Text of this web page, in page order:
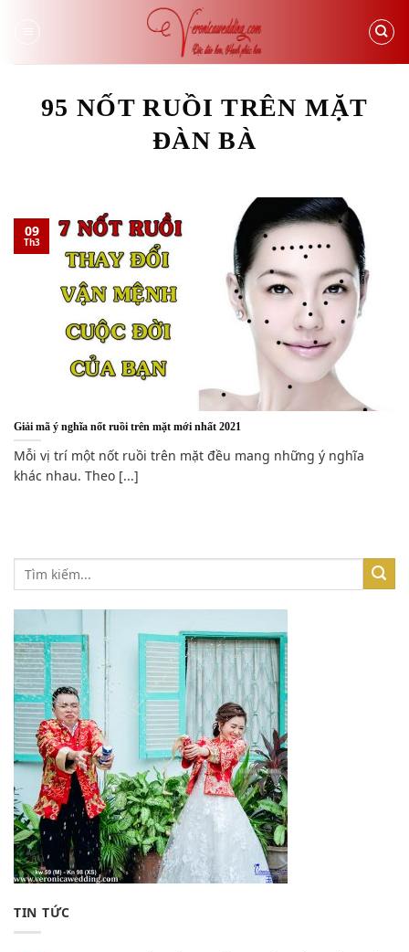
95 NỐT RUỒI TRÊN MẶT
ĐÀN BÀ
Giải mã ý nghĩa nốt ruồi trên mặt mới nhất 2021
Mỗi vị trí một nốt ruồi trên mặt đều mang những ý nghĩa
khác nhau. Theo [...]
09
Th3
TIN TỨC